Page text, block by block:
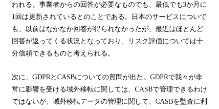
われる。事業者からの回答が必要なものでも、最低でも3か月に
1 回は更新されているとのことである。日本のサービスについて
も、以前はなかなか回答が得られなかったが、最近はほとんど
回答が返ってくる状況となっており、リスク評価については十
分信頼できるものと考えられる。
次に、 GDPR と CASBについての質問が出た。 GDPRで我々が非
常に影響を受ける域外移転に関しては、 CASBで管理できるわけ
ではないが、域外移転データの管理に関して、 CASBを監査に利